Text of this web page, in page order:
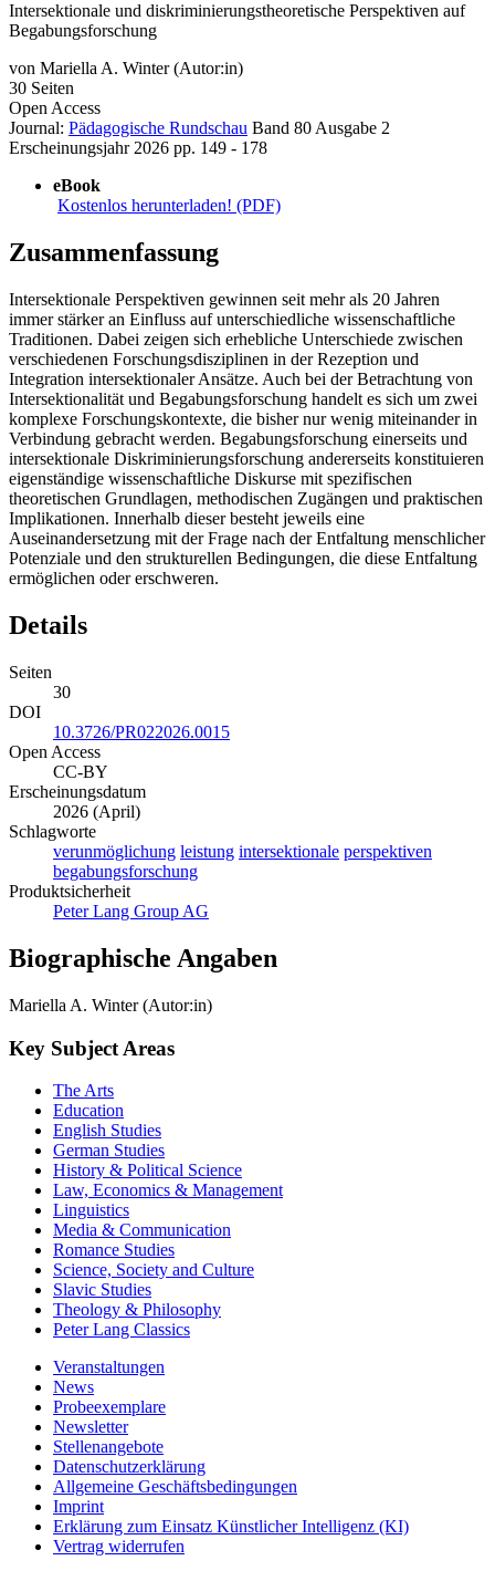
Intersektionale und diskriminierungstheoretische Perspektiven auf
Begabungsforschung
von Mariella A. Winter (Autor:in)
30 Seiten
Open Access
Journal: Pädagogische Rundschau Band 80Ausgabe 2
Erscheinungsjahr 2026 pp. 149 - 178
eBook
Kostenlos herunterladen! (PDF)
Zusammenfassung
Intersektionale Perspektiven gewinnen seit mehr als 20 Jahren
immer stärker an Einfluss auf unterschiedliche wissenschaftliche
Traditionen. Dabei zeigen sich erhebliche Unterschiede zwischen
verschiedenen Forschungsdisziplinen in der Rezeption und
Integration intersektionaler Ansätze. Auch bei der Betrachtung von
Intersektionalität und Begabungsforschung handelt es sich um zwei
komplexe Forschungskontexte, die bisher nur wenig miteinander in
Verbindung gebracht werden. Begabungsforschung einerseits und
intersektionale Diskriminierungsforschung andererseits konstituieren
eigenständige wissenschaftliche Diskurse mit spezifischen
theoretischen Grundlagen, methodischen Zugängen und praktischen
Implikationen. Innerhalb dieser besteht jeweils eine
Auseinandersetzung mit der Frage nach der Entfaltung menschlicher
Potenziale und den strukturellen Bedingungen, die diese Entfaltung
ermöglichen oder erschweren.
Details
Seiten
30
DOI
10.3726/PR022026.0015
Open Access
CC-BY
Erscheinungsdatum
2026 (April)
Schlagworte
verunmöglichung leistung intersektionale perspektiven
begabungsforschung
Produktsicherheit
Peter Lang Group AG
Biographische Angaben
Mariella A. Winter (Autor:in)
Key Subject Areas
The Arts
Education
English Studies
German Studies
History & Political Science
Law, Economics & Management
Linguistics
Media & Communication
Romance Studies
Science, Society and Culture
Slavic Studies
Theology & Philosophy
Peter Lang Classics
Veranstaltungen
News
Probeexemplare
Newsletter
Stellenangebote
Datenschutzerklärung
Allgemeine Geschäftsbedingungen
Imprint
Erklärung zum Einsatz Künstlicher Intelligenz (KI)
Vertrag widerrufen